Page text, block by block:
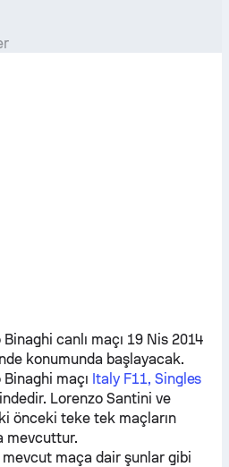
Binaghi canlı maçı 19 Nis 2014
konumunda başlayacak.
Binaghi maçı Italy F11, Singles
Lorenzo Santini ve
önceki teke tek maçların
mevcuttur.
maça dair şunlar gibi